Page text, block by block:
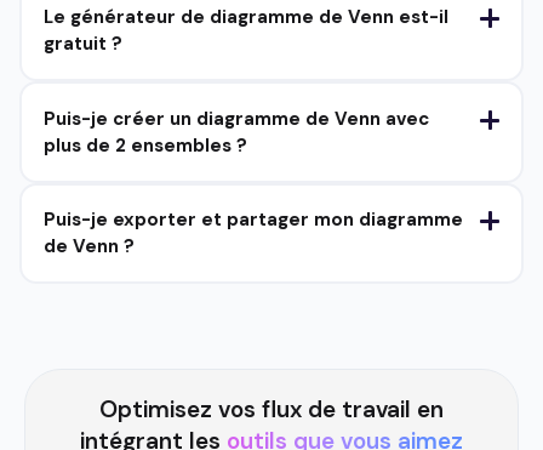
Le générateur de diagramme de Venn est-il
gratuit ?
Puis-je créer un diagramme de Venn avec
plus de 2 ensembles ?
Puis-je exporter et partager mon diagramme
de Venn ?